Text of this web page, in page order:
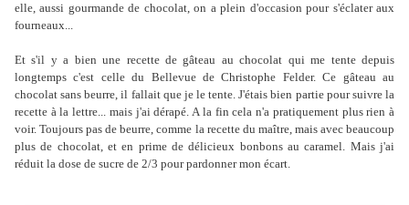
elle, aussi gourmande de chocolat, on a plein d'occasion pour s'éclater aux
fourneaux...
Et s'il y a bien une recette de gâteau au chocolat qui me tente depuis
longtemps c'est celle du Bellevue de Christophe Felder. Ce gâteau au
chocolat sans beurre, il fallait que je le tente. J'étais bien partie pour suivre la
recette à la lettre... mais j'ai dérapé. A la fin cela n'a pratiquement plus rien à
voir. Toujours pas de beurre, comme la recette du maître, mais avec beaucoup
plus de chocolat, et en prime de délicieux bonbons au caramel. Mais j'ai
réduit la dose de sucre de 2/3 pour pardonner mon écart.